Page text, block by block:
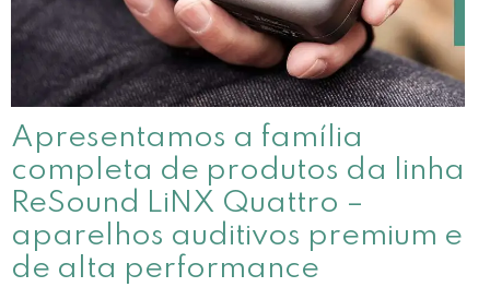
Apresentamos a família
completa de produtos da linha
ReSound LiNX Quattro –
aparelhos auditivos premium e
de alta performance